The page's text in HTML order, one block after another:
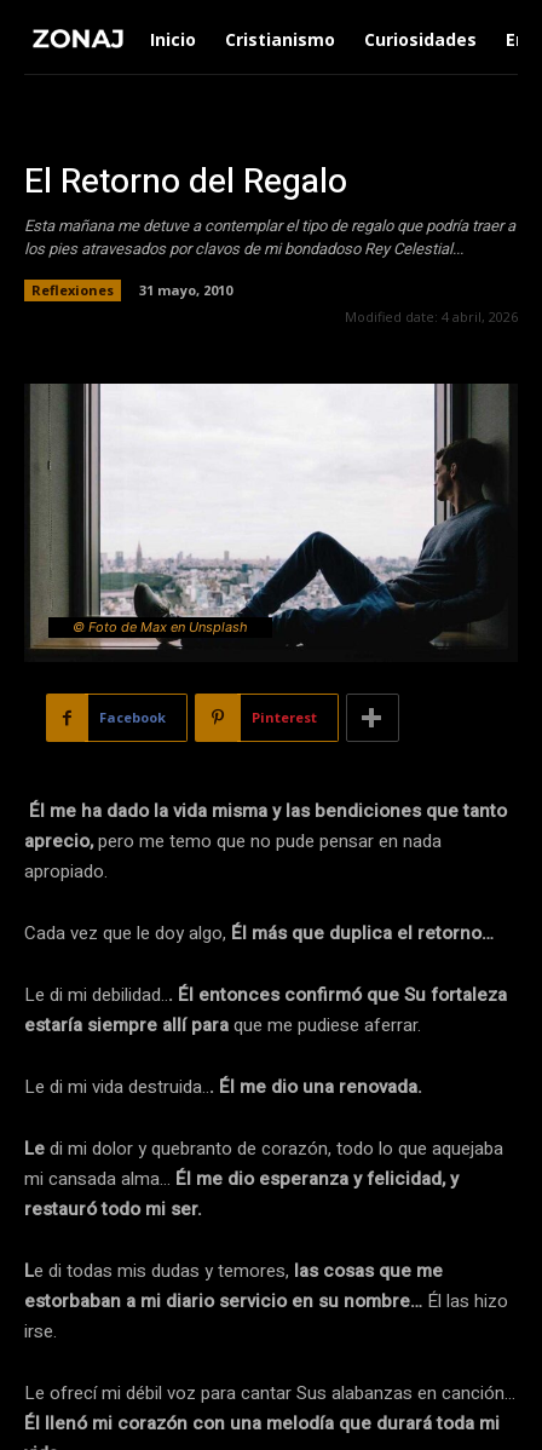
Inicio Cristianismo Curiosidades
El Retorno del Regalo
Esta mañana me detuve a contemplar el tipo de regalo que podría traer a
los pies atravesados por clavos de mi bondadoso Rey Celestial...
Reflexiones
31 mayo, 2010
Modified date: 4 abril, 2026
© Foto de Max en Unsplash
Facebook Pinterest
Él me ha dado la vida misma y las bendiciones que tanto
aprecio,pero me temo que no pude pensar en nada
apropiado.
Cada vez que le doy algo, Él más que duplica el retorno…
Le di mi debilidad... Él entonces confirmó que Su fortaleza
estaría siempre allí paraque me pudiese aferrar.
Le di mi vida destruida... Él me dio una renovada.
Ledi mi dolor y quebranto de corazón, todo lo que aquejaba
mi cansada alma… Él me dio esperanza y felicidad, y
restauró todo mi ser.
Le di todas mis dudas y temores, las cosas que me
estorbaban a mi diario servicio en su nombre… Él las hizo
irse.
Le ofrecí mi débil voz para cantar Sus alabanzas en canción…
Él llenó mi corazón con una melodía que durará toda mi